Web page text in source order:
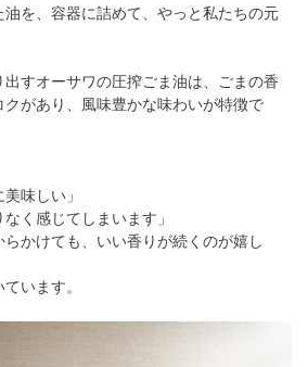
を、容器に詰めて、やっと私たちの元
すオーサワの圧搾ごま油は、ごまの香
クがあり、風味豊かな味わいが特徴で
味しい」
く感じてしまいます」
らかけても、いい香りが続くのが嬉し
います。